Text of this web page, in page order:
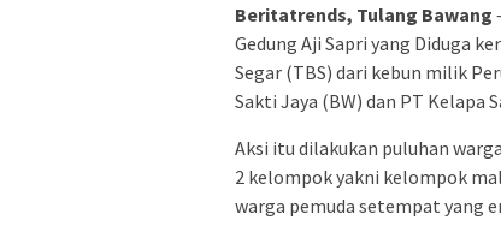
Beritatrends, Tulang Bawang
Gedung Aji Sapri yang Diduga
Segar (TBS) dari kebun milik
Sakti Jaya (BW) dan PT Kelapa
Aksi itu dilakukan puluhan
2 kelompok yakni kelompok
warga pemuda setempat yang